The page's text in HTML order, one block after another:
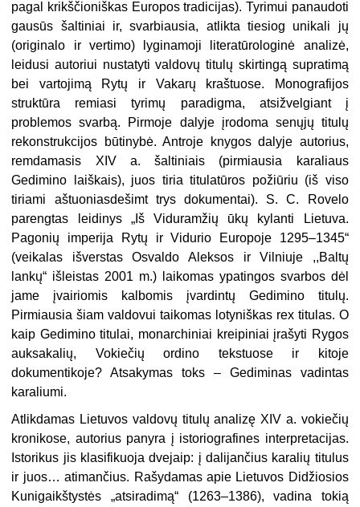
pagal krikščioniškas Europos tradicijas). Tyrimui panaudoti
gausūs šaltiniai ir, svarbiausia, atlikta tiesiog unikali jų
(originalo ir vertimo) lyginamoji literatūrologinė analizė,
leidusi autoriui nustatyti valdovų titulų skirtingą supratimą
bei vartojimą Rytų ir Vakarų kraštuose. Monografijos
struktūra remiasi tyrimų paradigma, atsižvelgiant į
problemos svarbą. Pirmoje dalyje įrodoma senųjų titulų
rekonstrukcijos būtinybė. Antroje knygos dalyje autorius,
remdamasis XIV a. šaltiniais (pirmiausia karaliaus
Gedimino laiškais), juos tiria titulatūros požiūriu (iš viso
tiriami aštuoniasdešimt trys dokumentai). S. C. Rovelo
parengtas leidinys „Iš Viduramžių ūkų kylanti Lietuva.
Pagonių imperija Rytų ir Vidurio Europoje 1295–1345“
(veikalas išverstas Osvaldo Aleksos ir Vilniuje ,,Baltų
lankų“ išleistas 2001 m.) laikomas ypatingos svarbos dėl
jame įvairiomis kalbomis įvardintų Gedimino titulų.
Pirmiausia šiam valdovui taikomas lotyniškas rex titulas. O
kaip Gedimino titulai, monarchiniai kreipiniai įrašyti Rygos
auksakalių, Vokiečių ordino tekstuose ir kitoje
dokumentikoje? Atsakymas toks – Gediminas vadintas
karaliumi.
Atlikdamas Lietuvos valdovų titulų analizę XIV a. vokiečių
kronikose, autorius panyra į istoriografines interpretacijas.
Istorikus jis klasifikuoja dvejaip: į dalijančius karalių titulus
ir juos… atimančius. Rašydamas apie Lietuvos Didžiosios
Kunigaikštystės „atsiradimą“ (1263–1386), vadina tokią